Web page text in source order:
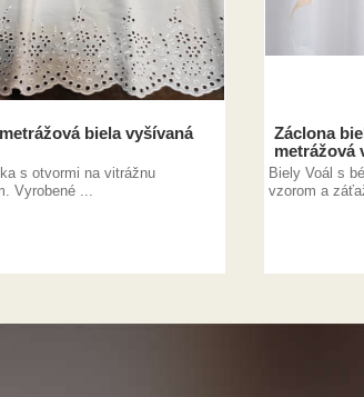
biela vyšívaná
s otvormi na vitrážnu
Vyrobené ...
Záclona
metrážová
Biely Voál s
vzorom a